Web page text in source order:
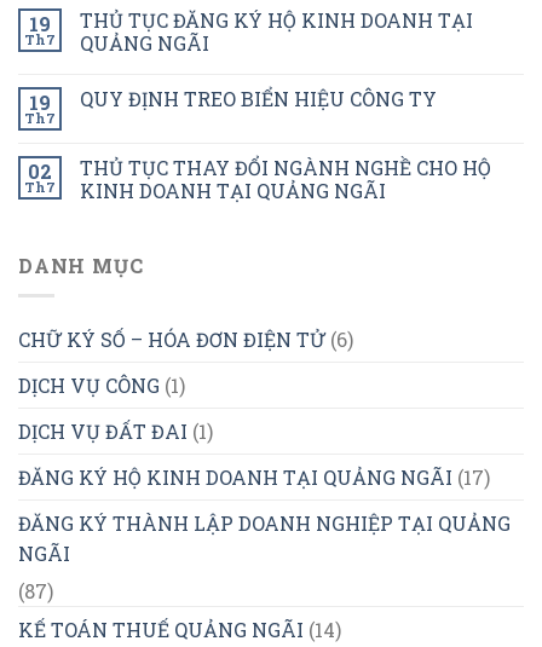
19
Th7
THỦ TỤC ĐĂNG KÝ HỘ KINH DOANH TẠI
QUẢNG NGÃI
19
Th7
QUY ĐỊNH TREO BIỂN HIỆU CÔNG TY
02
Th7
THỦ TỤC THAY ĐỔI NGÀNH NGHỀ CHO HỘ
KINH DOANH TẠI QUẢNG NGÃI
DANH MỤC
CHỮ KÝ SỐ – HÓA ĐƠN ĐIỆN TỬ(6)
DỊCH VỤ CÔNG (1)
DỊCH VỤ ĐẤT ĐAI (1)
ĐĂNG KÝ HỘ KINH DOANH TẠI QUẢNG NGÃI (17)
ĐĂNG KÝ THÀNH LẬP DOANH NGHIỆP TẠI QUẢNG
NGÃI
(87)
KẾ TOÁN THUẾ QUẢNG NGÃI (14)